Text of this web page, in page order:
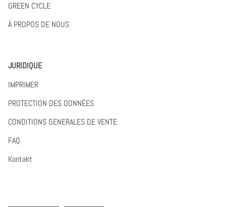
GREEN CYCLE
À PROPOS DE NOUS
JURIDIQUE
IMPRIMER
PROTECTION DES DONNÉES
CONDITIONS GENERALES DE VENTE
FAQ
Kontakt